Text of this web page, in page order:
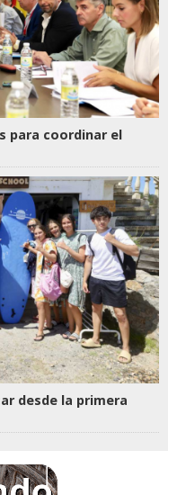
para coordinar el
desde la primera